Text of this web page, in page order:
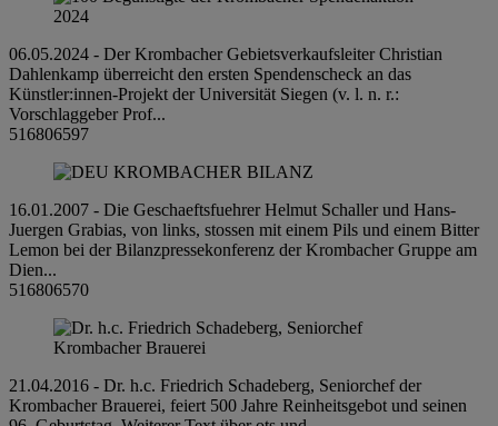
06.05.2024 - Der Krombacher Gebietsverkaufsleiter Christian
Dahlenkamp überreicht den ersten Spendenscheck an das
Künstler:innen-Projekt der Universität Siegen (v. l. n. r.:
Vorschlaggeber Prof...
516806597
16.01.2007 - Die Geschaeftsfuehrer Helmut Schaller und Hans-
Juergen Grabias, von links, stossen mit einem Pils und einem Bitter
Lemon bei der Bilanzpressekonferenz der Krombacher Gruppe am
Dien...
516806570
21.04.2016 - Dr. h.c. Friedrich Schadeberg, Seniorchef der
Krombacher Brauerei, feiert 500 Jahre Reinheitsgebot und seinen